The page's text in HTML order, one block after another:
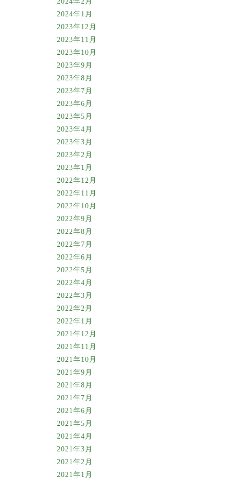
2024年1月
2023年12月
2023年11月
2023年10月
2023年9月
2023年8月
2023年7月
2023年6月
2023年5月
2023年4月
2023年3月
2023年2月
2023年1月
2022年12月
2022年11月
2022年10月
2022年9月
2022年8月
2022年7月
2022年6月
2022年5月
2022年4月
2022年3月
2022年2月
2022年1月
2021年12月
2021年11月
2021年10月
2021年9月
2021年8月
2021年7月
2021年6月
2021年5月
2021年4月
2021年3月
2021年2月
2021年1月